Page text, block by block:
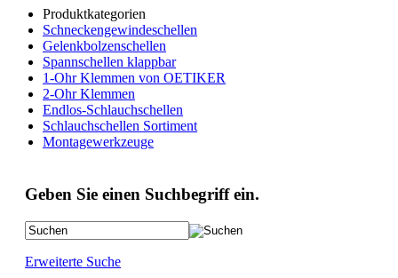
Produktkategorien
Schneckengewindeschellen
Gelenkbolzenschellen
Spannschellen klappbar
1-Ohr Klemmen von OETIKER
2-Ohr Klemmen
Endlos-Schlauchschellen
Schlauchschellen Sortiment
Montagewerkzeuge
Geben Sie einen Suchbegriff ein.
Erweiterte Suche